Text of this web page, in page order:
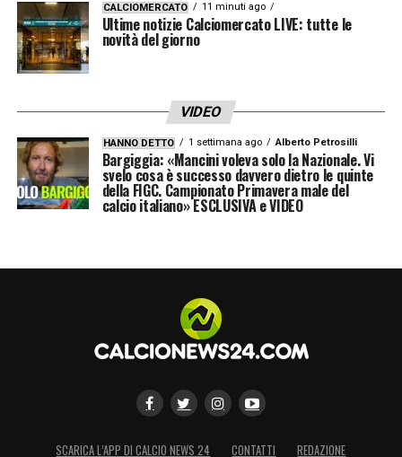
CALCIOMERCATO 11 minuti ago
Ultime notizie Calciomercato LIVE: tutte le
novità del giorno
VIDEO
HANNO DETTO 1 settimana ago Alberto Petrosilli
Bargiggia: «Mancini voleva solo la Nazionale. Vi
svelo cosa è successo davvero dietro le quinte
della FIGC. Campionato Primavera male del
calcio italiano» ESCLUSIVA e VIDEO
SCARICA L’APP DI CALCIO NEWS 24 CONTATTI REDAZIONE